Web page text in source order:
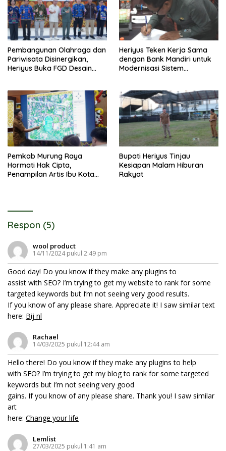
Pembangunan Olahraga dan
Pariwisata Disinergikan,
Heriyus Buka FGD Desain
Heriyus Teken Kerja Sama
dengan Bank Mandiri untuk
Modernisasi Sistem
Pemkab Murung Raya
Hormati Hak Cipta,
Penampilan Artis Ibu Kota
Bupati Heriyus Tinjau
Kesiapan Malam Hiburan
Rakyat
Respon (5)
wool product
14/11/2024 pukul 2:49 pm
Good day! Do you know if they make any plugins to
assist with SEO? I’m trying to get my website to rank for some
targeted keywords but I’m not seeing very good results.
If you know of any please share. Appreciate it! I saw similar text
here: Bij nl
Rachael
14/03/2025 pukul 12:44 am
Hello there! Do you know if they make any plugins to help
with SEO? I’m trying to get my blog to rank for some targeted
keywords but I’m not seeing very good
gains. If you know of any please share. Thank you! I saw similar
art
here: Change your life
Lemlist
27/03/2025 pukul 1:41 am